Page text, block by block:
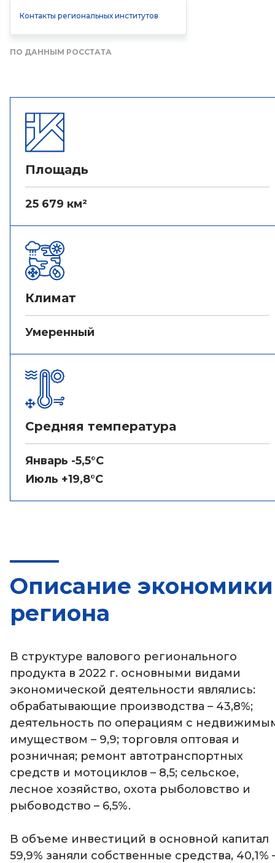
Контакты региональных институтов
ПО ДАННЫМ РОССТАТА
Площадь
25 679 км²
Климат
Умеренный
Средняя температура
Январь -5,5°C
Июль +19,8°C
Описание экономики
региона
В структуре валового регионального
продукта в 2022 г. основными видами
экономической деятельности являлись:
обрабатывающие производства – 43,8%;
деятельность по операциям с
имуществом – 9,9; торговля оптовая и
розничная; ремонт автотранспортных
средств и мотоциклов – 8,5; сельское,
лесное хозяйство, охота рыболовство и
рыбоводство – 6,5%.
В объеме инвестиций в основной капитал
59,9% заняли собственные средства, 40,1%